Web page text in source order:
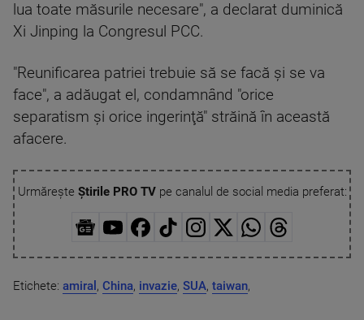
lua toate măsurile necesare", a declarat duminică
Xi Jinping la Congresul PCC.
"Reunificarea patriei trebuie să se facă şi se va
face", a adăugat el, condamnând "orice
separatism şi orice ingerinţă" străină în această
afacere.
Urmărește Știrile PRO TVpe canalul de social media preferat:
Etichete: amiral , China, invazie, SUA, taiwan,